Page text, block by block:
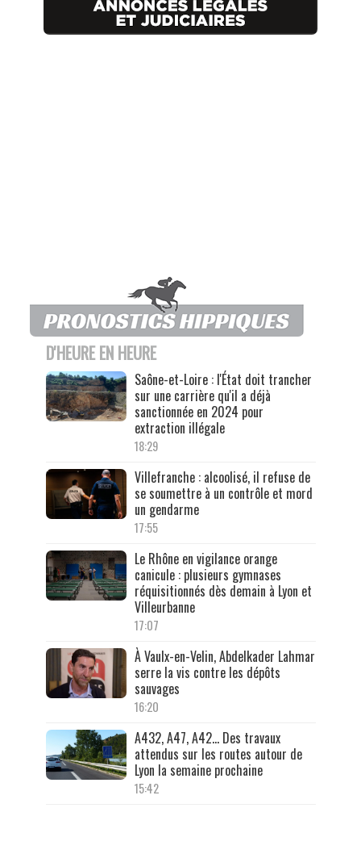
D'HEURE EN HEURE
Saône-et-Loire : l'État doit trancher
sur une carrière qu'il a déjà
sanctionnée en 2024 pour
extraction illégale
18:29
Villefranche : alcoolisé, il refuse de
se soumettre à un contrôle et mord
un gendarme
17:55
Le Rhône en vigilance orange
canicule : plusieurs gymnases
réquisitionnés dès demain à Lyon et
Villeurbanne
17:07
À Vaulx-en-Velin, Abdelkader Lahmar
serre la vis contre les dépôts
sauvages
16:20
A432, A47, A42… Des travaux
attendus sur les routes autour de
Lyon la semaine prochaine
15:42